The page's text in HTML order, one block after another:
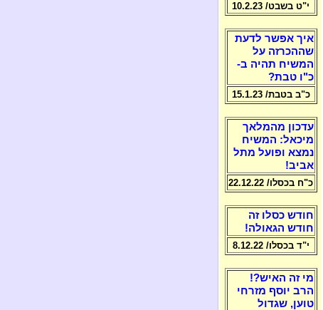
י"ט בשבט/ 10.2.23
איך אפשר לדעת
שההכרזה על
המשיח תהיה ב-
כ"ו טבת?
כ"ב בטבת/ 15.1.23
עדכון מהמלאך
מיכאל: המשיח
נמצא ופועל מתל
אביב!
כ"ח בכסלו/ 22.12.22
חודש כסלו זה
חודש הגאולה!
י"ד בכסלו/ 8.12.22
מי זה האיש?!
הרב יוסף מזרחי
טוען, שגדול